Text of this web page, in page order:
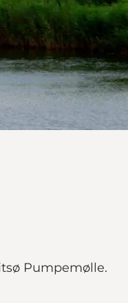
Pumpemølle.